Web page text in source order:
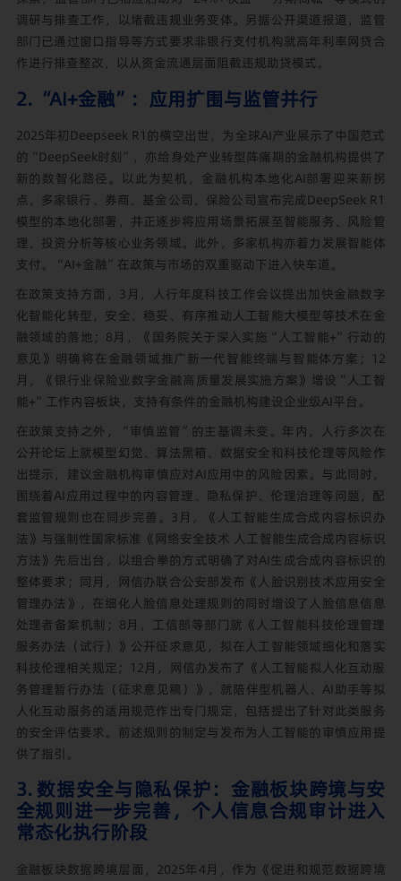
调研与排查工作，以堵截违规业务变体。另据公开渠道报道，监管
部门已通过窗口指导等方式要求非银行支付机构就高年利率网贷合
作进行排查整改，以从资金流通层面阻截违规助贷模式。
2. “AI+金融”：应用扩围与监管并行
2025年初Deepseek R1的横空出世，为全球AI产业展示了中国范式
的“DeepSeek时刻”，亦给身处产业转型阵痛期的金融机构提供了
新的数智化路径。以此为契机，金融机构本地化AI部署迎来新拐
点，多家银行、券商、基金公司、保险公司宣布完成DeepSeek R1
模型的本地化部署，并正逐步将应用场景拓展至智能服务、风险管
理、投资分析等核心业务领域。此外，多家机构亦着力发展智能体
支付。“AI+金融”在政策与市场的双重驱动下进入快车道。
在政策支持方面，3月，人行年度科技工作会议提出加快金融数字
化智能化转型，安全、稳妥、有序推动人工智能大模型等技术在金
融领域的落地；8月，《国务院关于深入实施“人工智能+”行动的
意见》明确将在金融领域推广新一代智能终端与智能体方案；12
月，《银行业保险业数字金融高质量发展实施方案》增设“人工智
能+”工作内容板块，支持有条件的金融机构建设企业级AI平台。
在政策支持之外，“审慎监管”的主基调未变。年内，人行多次在
公开论坛上就模型幻觉、算法黑箱、数据安全和科技伦理等风险作
出提示，建议金融机构审慎应对AI应用中的风险因素。与此同时，
围绕着AI应用过程中的内容管理、隐私保护、伦理治理等问题，配
套监管规则也在同步完善。3月，《人工智能生成合成内容标识办
法》与强制性国家标准《网络安全技术 人工智能生成合成内容标识
方法》先后出台，以组合拳的方式明确了对AI生成合成内容标识的
整体要求；同月，网信办联合公安部发布《人脸识别技术应用安全
管理办法》，在细化人脸信息处理规则的同时增设了人脸信息信息
处理者备案机制；8月，工信部等部门就《人工智能科技伦理管理
服务办法（试行）》公开征求意见，拟在人工智能领域细化和落实
科技伦理相关规定；12月，网信办发布了《人工智能拟人化互动服
务管理暂行办法（征求意见稿）》，就陪伴型机器人、AI助手等拟
人化互动服务的适用规范作出专门规定，包括提出了针对此类服务
的安全评估要求。前述规则的制定与发布为人工智能的审慎应用提
供了指引。
3. 数据安全与隐私保护：金融板块跨境与安
全规则进一步完善，个人信息合规审计进入
常态化执行阶段
金融板块数据跨境层面，2025年4月，作为《促进和规范数据跨境